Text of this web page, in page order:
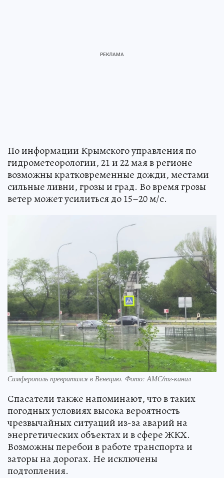
По информации Крымского управления по
гидрометеорологии, 21 и 22 мая в регионе
возможны кратковременные дожди, местами
сильные ливни, грозы и град. Во время грозы
ветер может усилиться до 15–20 м/с.
Симферополь превратился в Венецию. Фото: АМС/тг-канал
Спасатели также напоминают, что в таких
погодных условиях высока вероятность
чрезвычайных ситуаций из-за аварий на
энергетических объектах и в сфере ЖКХ.
Возможны перебои в работе транспорта и
заторы на дорогах. Не исключены
подтопления.